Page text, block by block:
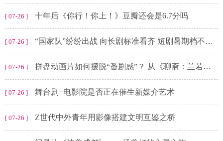
[ 07-26 ] 十年后《你行！你上！》豆瓣还会是6.7分吗
[ 07-26 ] “国家队”纷纷出战 向长剧标准看齐 短剧暑期档不止于“爽”
[ 07-26 ] 拼盘动画片如何摆脱“番剧感”？ 从《聊斋：兰若寺》的6段故事说起
[ 07-26 ] 舞台剧+电影院是否正在催生新媒介艺术
[ 07-26 ] Z世代中外青年用影像搭建文明互鉴之桥